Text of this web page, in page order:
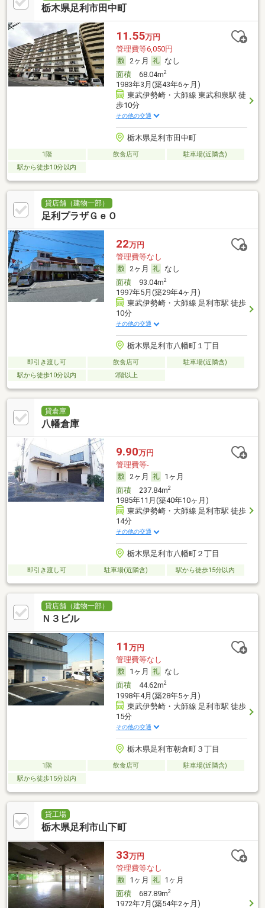
栃木県足利市田中町
11.55万円
管理費等6,050円
2ヶ月
なし
面積68.04m2
1983年3月(築43年6ヶ月)
東武伊勢崎・大師線 東武和泉駅 徒
歩10分
その他の交通
栃木県足利市田中町
1階 飲食店可
駐車場(近隣含)
駅から徒歩10分以内
貸店舗（建物一部）
足利プラザＧｅＯ
22万円
管理費等なし
2ヶ月
なし
面積93.04m2
1997年5月(築29年4ヶ月)
東武伊勢崎・大師線 足利市駅 徒歩
10分
その他の交通
栃木県足利市八幡町１丁目
即引き渡し可 飲食店可
駐車場(近隣含)
駅から徒歩10分以内
2階以上
貸倉庫
八幡倉庫
9.90万円
管理費等-
2ヶ月
1ヶ月
面積237.84m2
1985年11月(築40年10ヶ月)
東武伊勢崎・大師線 足利市駅 徒歩
14分
その他の交通
栃木県足利市八幡町２丁目
即引き渡し可 駐車場(近隣含) 駅から徒歩15分以内
貸店舗（建物一部）
Ｎ３ビル
11 万円
管理費等なし
1ヶ月
なし
面積44.62m2
1998年4月(築28年5ヶ月)
東武伊勢崎・大師線 足利市駅 徒歩
15分
その他の交通
栃木県足利市朝倉町３丁目
1階 飲食店可
駐車場(近隣含)
駅から徒歩15分以内
貸工場
栃木県足利市山下町
33万円
管理費等なし
1ヶ月
1ヶ月
面積687.89m2
1972年7月(築54年2ヶ月)